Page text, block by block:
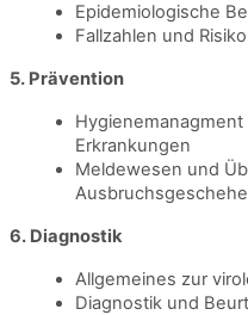
Epidemiologische
Fallzahlen und
5. Prävention
Erkrankungen
Meldewesen und
6. Diagnostik
Allgemeines zur
Diagnostik und